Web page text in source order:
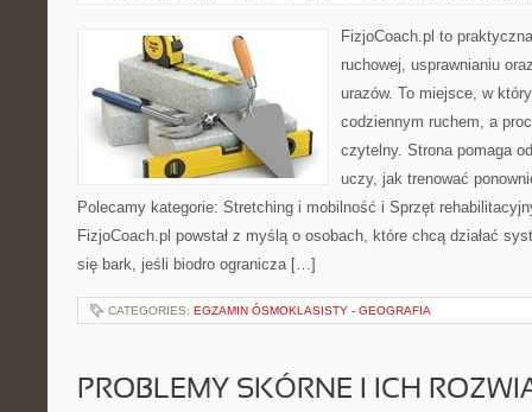
FizjoCoach.pl to
ruchowej, usprawnianiu
urazów. To miejsce, w
codziennym ruchem, a
czytelny. Strona pomaga
uczy, jak trenować
Polecamy kategorie: Stretching i mobilność i Sprzęt
FizjoCoach.pl powstał z myślą o osobach, które chcą działać
się bark, jeśli biodro ogranicza […]
CATEGORIES: EGZAMIN ÓSMOKLASISTY - GEOGRAFIA
PROBLEMY SKÓRNE I ICH